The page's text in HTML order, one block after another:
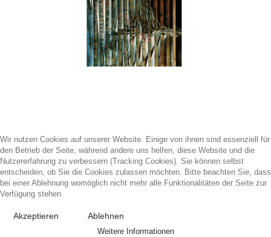
Wir nutzen Cookies auf unserer Website. Einige von ihnen sind essenziell für
den Betrieb der Seite, während andere uns helfen, diese Website und die
Nutzererfahrung zu verbessern (Tracking Cookies). Sie können selbst
entscheiden, ob Sie die Cookies zulassen möchten. Bitte beachten Sie, dass
bei einer Ablehnung womöglich nicht mehr alle Funktionalitäten der Seite zur
Verfügung stehen.
Akzeptieren Ablehnen
Weitere Informationen